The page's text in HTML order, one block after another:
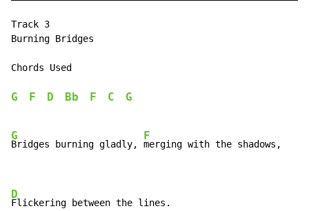
G F D Bb F C G
G
Bridges burning gladly,
F
merging with the shadows,
D
Flickering between the lines.